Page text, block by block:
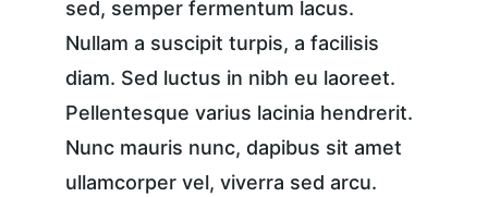
sed, semper fermentum lacus.
Nullam a suscipit turpis, a facilisis
diam. Sed luctus in nibh eu laoreet.
Pellentesque varius lacinia hendrerit.
Nunc mauris nunc, dapibus sit amet
ullamcorper vel, viverra sed arcu.